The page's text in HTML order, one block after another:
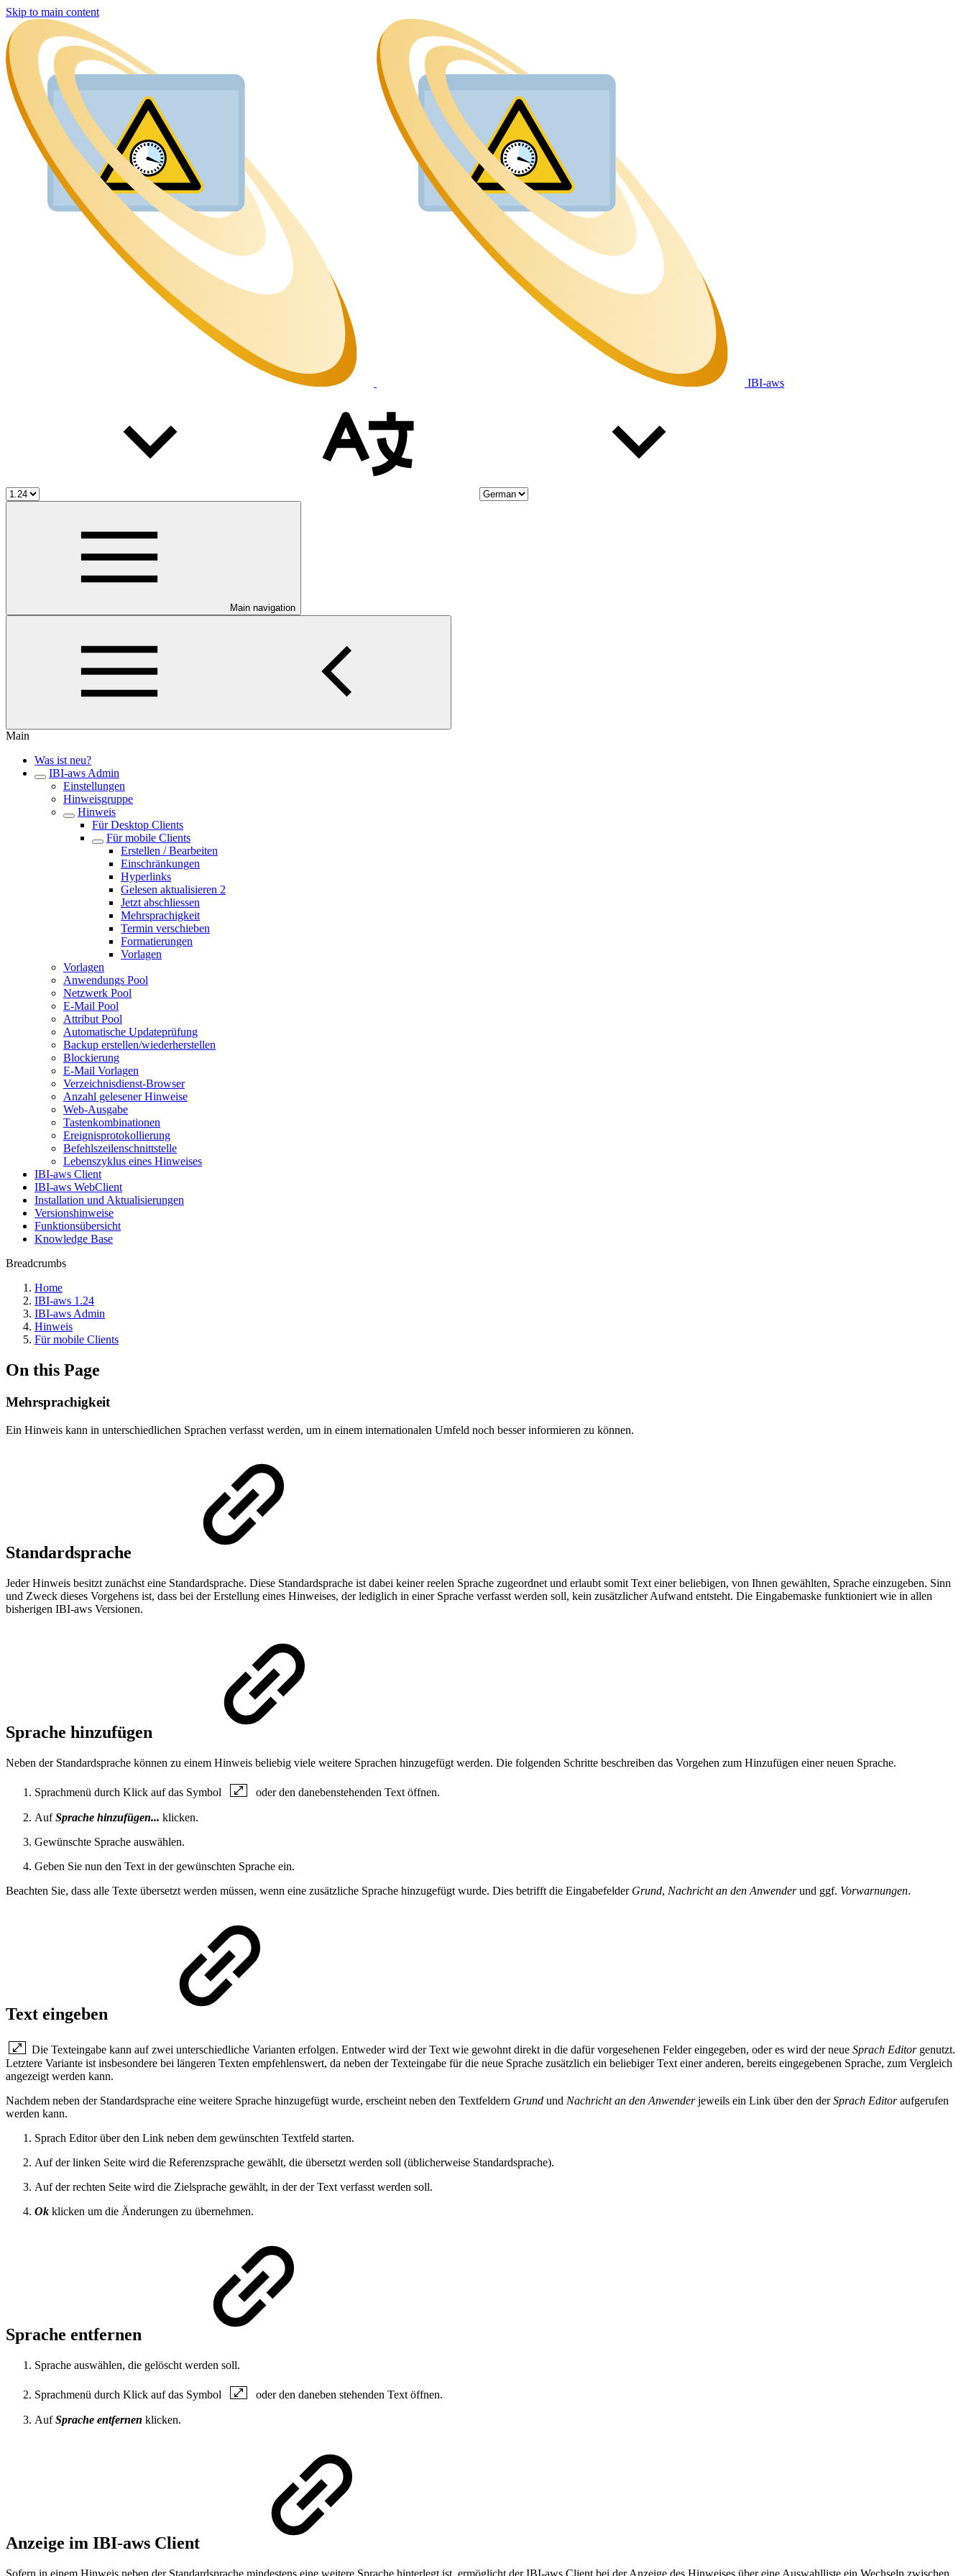
Skip to main content
IBI-aws
Main navigation
Main
Was ist neu?
IBI-aws Admin
Einstellungen
Hinweisgruppe
Hinweis
Für Desktop Clients
Für mobile Clients
Erstellen / Bearbeiten
Einschränkungen
Hyperlinks
Gelesen aktualisieren 2
Jetzt abschliessen
Mehrsprachigkeit
Termin verschieben
Formatierungen
Vorlagen
Vorlagen
Anwendungs Pool
Netzwerk Pool
E-Mail Pool
Attribut Pool
Automatische Updateprüfung
Backup erstellen/wiederherstellen
Blockierung
E-Mail Vorlagen
Verzeichnisdienst-Browser
Anzahl gelesener Hinweise
Web-Ausgabe
Tastenkombinationen
Ereignisprotokollierung
Befehlszeilenschnittstelle
Lebenszyklus eines Hinweises
IBI-aws Client
IBI-aws WebClient
Installation und Aktualisierungen
Versionshinweise
Funktionsübersicht
Knowledge Base
Breadcrumbs
Home
IBI-aws 1.24
IBI-aws Admin
Hinweis
Für mobile Clients
On this Page
Mehrsprachigkeit
Ein Hinweis kann in unterschiedlichen Sprachen verfasst werden, um in einem internationalen Umfeld noch besser informieren zu können.
Standardsprache
Jeder Hinweis besitzt zunächst eine Standardsprache. Diese Standardsprache ist dabei keiner reelen Sprache zugeordnet und erlaubt somit Text einer beliebigen, von Ihnen gewählten, Sprache einzugeben. Sinn
und Zweck dieses Vorgehens ist, dass bei der Erstellung eines Hinweises, der lediglich in einer Sprache verfasst werden soll, kein zusätzlicher Aufwand entsteht. Die Eingabemaske funktioniert wie in allen
bisherigen IBI-aws Versionen.
Sprache hinzufügen
Neben der Standardsprache können zu einem Hinweis beliebig viele weitere Sprachen hinzugefügt werden. Die folgenden Schritte beschreiben das Vorgehen zum Hinzufügen einer neuen Sprache.
Sprachmenü durch Klick auf das Symbol oder den danebenstehenden Text öffnen.
Auf Sprache hinzufügen... klicken.
Gewünschte Sprache auswählen.
Geben Sie nun den Text in der gewünschten Sprache ein.
Beachten Sie, dass alle Texte übersetzt werden müssen, wenn eine zusätzliche Sprache hinzugefügt wurde. Dies betrifft die Eingabefelder Grund, Nachricht an den Anwenderund ggf. Vorwarnungen.
Text eingeben
Die Texteingabe kann auf zwei unterschiedliche Varianten erfolgen. Entweder wird der Text wie gewohnt direkt in die dafür vorgesehenen Felder eingegeben, oder es wird der neue Sprach Editorgenutzt.
Letztere Variante ist insbesondere bei längeren Texten empfehlenswert, da neben der Texteingabe für die neue Sprache zusätzlich ein beliebiger Text einer anderen, bereits eingegebenen Sprache, zum Vergleich
angezeigt werden kann.
Nachdem neben der Standardsprache eine weitere Sprache hinzugefügt wurde, erscheint neben den Textfeldern Grund und Nachricht an den Anwenderjeweils ein Link über den derSprach Editoraufgerufen
werden kann.
Sprach Editor über den Link neben dem gewünschten Textfeld starten.
Auf der linken Seite wird die Referenzsprache gewählt, die übersetzt werden soll (üblicherweise Standardsprache).
Auf der rechten Seite wird die Zielsprache gewählt, in der der Text verfasst werden soll.
Ok klicken um die Änderungen zu übernehmen.
Sprache entfernen
Sprache auswählen, die gelöscht werden soll.
Sprachmenü durch Klick auf das Symbol oder den daneben stehenden Text öffnen.
AufSprache entfernen klicken.
Anzeige im IBI-aws Client
Sofern in einem Hinweis neben der Standardsprache mindestens eine weitere Sprache hinterlegt ist, ermöglicht der IBI-aws Client bei der Anzeige des Hinweises über eine Auswahlliste ein Wechseln zwischen